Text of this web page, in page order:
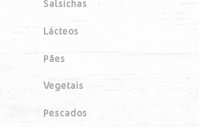
Salsichas
Lácteos
Pães
Vegetais
Pescados